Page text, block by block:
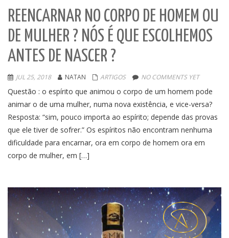
REENCARNAR NO CORPO DE HOMEM OU
DE MULHER ? NÓS É QUE ESCOLHEMOS
ANTES DE NASCER ?
JUL 25, 2018 NATAN ARTIGOS NO COMMENTS YET
Questão : o espírito que animou o corpo de um homem pode
animar o de uma mulher, numa nova existência, e vice-versa?
Resposta: “sim, pouco importa ao espírito; depende das provas
que ele tiver de sofrer.” Os espíritos não encontram nenhuma
dificuldade para encarnar, ora em corpo de homem ora em
corpo de mulher, em […]